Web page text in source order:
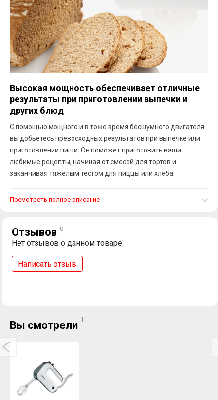
Высокая мощность обеспечивает отличные
результаты при приготовлении выпечки и
других блюд
С помощью мощного и в тоже время бесшумного двигателя
вы добьетесь превосходных результатов при выпечке или
приготовлении пищи. Он поможет приготовить ваши
любимые рецепты, начиная от смесей для тортов и
заканчивая тяжелым тестом для пиццы или хлеба.
Посмотреть полное описание
Отзывов 0
Нет отзывов о данном товаре.
Написать отзыв
Вы смотрели 1